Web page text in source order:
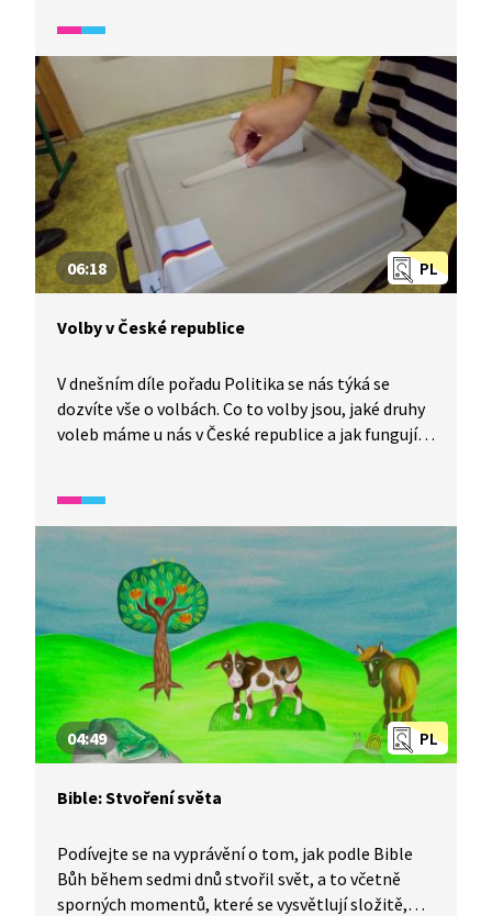
může Bibli číst v jazyce, kterému rozumějí.
PL
06:18
Volby v České republice
V dnešním díle pořadu Politika se nás týká se
dozvíte vše o volbách. Co to volby jsou, jaké druhy
voleb máme u nás v České republice a jak fungují.
PL
04:49
Bible: Stvoření světa
Podívejte se na vyprávění o tom, jak podle Bible
Bůh během sedmi dnů stvořil svět, a to včetně
sporných momentů, které se vysvětlují složitě,